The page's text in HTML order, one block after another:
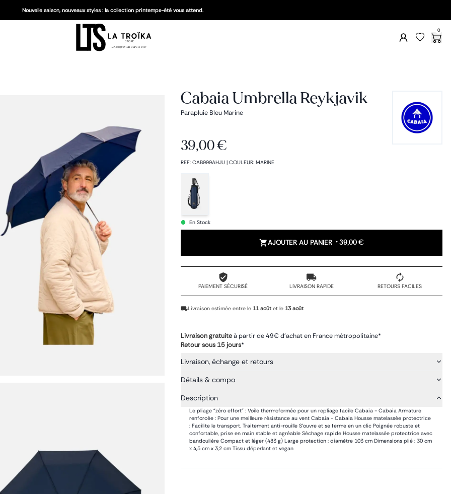
Nouvelle saison, nouveaux styles : la collection printemps-été vous attend.
0
Cabaia Umbrella Reykjavik
Parapluie Bleu Marine
39,00 €
REF: CAB999AHJU| COULEUR: MARINE
En Stock
AJOUTER AU PANIER • 39,00 €
PAIEMENT SÉCURISÉ LIVRAISON RAPIDE RETOURS FACILES
Livraison estimée entre le 11 août et le 13 août
Livraison gratuiteà partir de 49€ d'achat en France métropolitaine*
Retour sous 15 jours*
Livraison, échange et retours
Détails & compo
Description
Le pliage "zéro effort" : Voile thermoformée pour un repliage facile Cabaia - Cabaia Armature
renforcée : Pour une meilleure résistance au vent Cabaia - Cabaia Housse matelassée protectrice
: Facilite le transport. Traitement anti-rouille S’ouvre et se ferme en un clic Poignée robuste et
confortable, prise en main stable et agréable Séchage rapide Housse matelassée protectrice avec
bandoulière Compact et léger (483 g) Large protection : diamètre 103 cm Dimensions plié : 30 cm
x 4,5 cm x 3,2 cm Tissu déperlant et vegan